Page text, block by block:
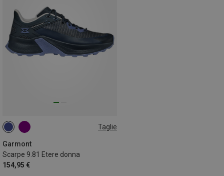
Taglie
Garmont
Scarpe 9.81 Etere donna
154,95 €